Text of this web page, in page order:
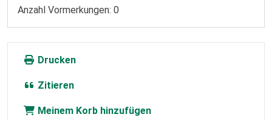
Anzahl Vormerkungen: 0
Drucken
Zitieren
Meinem Korb hinzufügen